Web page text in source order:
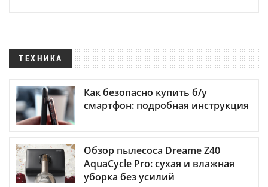
ТЕХНИКА
Как безопасно купить б/у
смартфон: подробная инструкция
Обзор пылесоса Dreame Z40
AquaCycle Pro: сухая и влажная
уборка без усилий